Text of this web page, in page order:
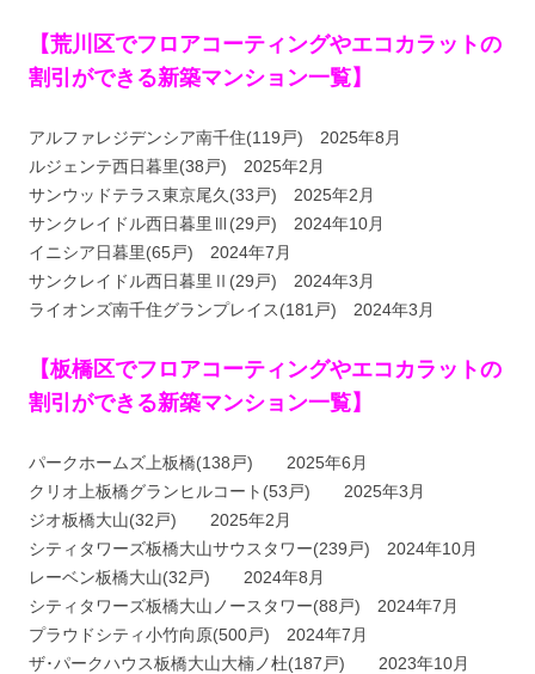
【荒川区でフロアコーティングやエコカラットの
割引ができる新築マンション一覧】
アルファレジデンシア南千住(119戸) 2025年8月
ルジェンテ西日暮里(38戸) 2025年2月
サンウッドテラス東京尾久(33戸) 2025年2月
サンクレイドル西日暮里Ⅲ(29戸) 2024年10月
イニシア日暮里(65戸) 2024年7月
サンクレイドル西日暮里Ⅱ(29戸) 2024年3月
ライオンズ南千住グランプレイス(181戸) 2024年3月
【板橋区でフロアコーティングやエコカラットの
割引ができる新築マンション一覧】
パークホームズ上板橋(138戸) 2025年6月
クリオ上板橋グランヒルコート(53戸) 2025年3月
ジオ板橋大山(32戸) 2025年2月
シティタワーズ板橋大山サウスタワー(239戸) 2024年10月
レーベン板橋大山(32戸) 2024年8月
シティタワーズ板橋大山ノースタワー(88戸) 2024年7月
プラウドシティ小竹向原(500戸) 2024年7月
ザ･パークハウス板橋大山大楠ノ杜(187戸) 2023年10月